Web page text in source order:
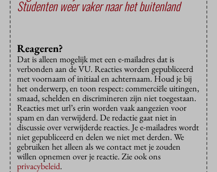
Studenten weer vaker naar het buitenland
Reageren?
Dat is alleen mogelijk met een e-mailadres dat is
verbonden aan de VU. Reacties worden gepubliceerd
met voornaam of initiaal en achternaam. Houd je bij
het onderwerp, en toon respect: commerciële uitingen,
smaad, schelden en discrimineren zijn niet toegestaan.
Reacties met url’s erin worden vaak aangezien voor
spam en dan verwijderd. De redactie gaat niet in
discussie over verwijderde reacties. Je e-mailadres wordt
niet gepubliceerd en delen we niet met derden. We
gebruiken het alleen als we contact met je zouden
willen opnemen over je reactie. Zie ook ons
privacybeleid.